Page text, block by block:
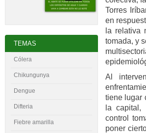
Torres
en
la relativa
tomada, y
Al
tiene lugar
la
control
poner
TEMAS
Cólera
Chikungunya
Dengue
Difteria
Fiebre amarilla